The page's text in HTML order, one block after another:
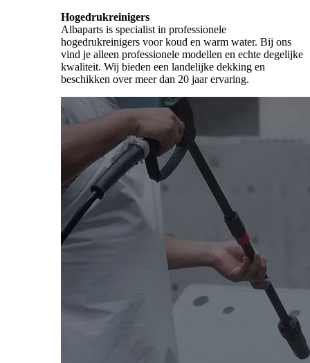
Hogedrukreinigers
Albaparts is specialist in professionele
hogedrukreinigers voor koud en warm water. Bij ons
vind je alleen professionele modellen en echte degelijke
kwaliteit. Wij bieden een landelijke dekking en
beschikken over meer dan 20 jaar ervaring.